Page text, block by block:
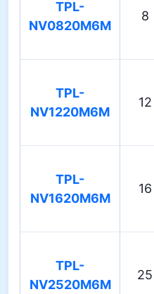
TPL-
NV0820M6M
8
TPL-
NV1220M6M
12
TPL-
NV1620M6M
16
TPL-
NV2520M6M
25